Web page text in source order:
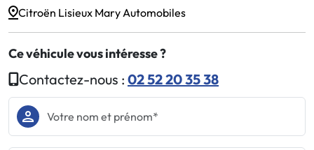
Citroën Lisieux Mary Automobiles
Ce véhicule vous intéresse ?
Contactez-nous : 02 52 20 35 38